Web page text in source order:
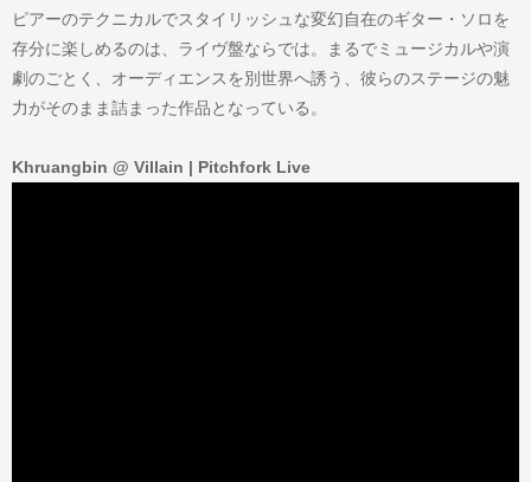
ピアーのテクニカルでスタイリッシュな変幻自在のギター・ソロを
存分に楽しめるのは、ライヴ盤ならでは。まるでミュージカルや演
劇のごとく、オーディエンスを別世界へ誘う、彼らのステージの魅
力がそのまま詰まった作品となっている。
Khruangbin @ Villain | Pitchfork Live